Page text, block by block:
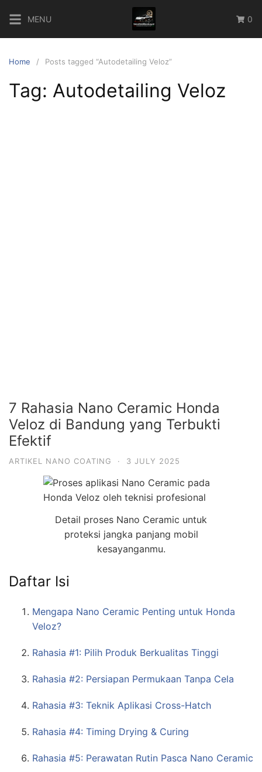
content
MENU 0
Home Posts tagged “Autodetailing Veloz”
Tag: Autodetailing Veloz
7 Rahasia Nano Ceramic Honda
Veloz di Bandung yang Terbukti
Efektif
ARTIKEL NANO COATING · 3 JULY 2025
Detail proses Nano Ceramic untuk
proteksi jangka panjang mobil
kesayanganmu.
Daftar Isi
Mengapa Nano Ceramic Penting untuk Honda
Veloz?
Rahasia #1: Pilih Produk Berkualitas Tinggi
Rahasia #2: Persiapan Permukaan Tanpa Cela
Rahasia #3: Teknik Aplikasi Cross-Hatch
Rahasia #4: Timing Drying & Curing
Rahasia #5: Perawatan Rutin Pasca Nano Ceramic